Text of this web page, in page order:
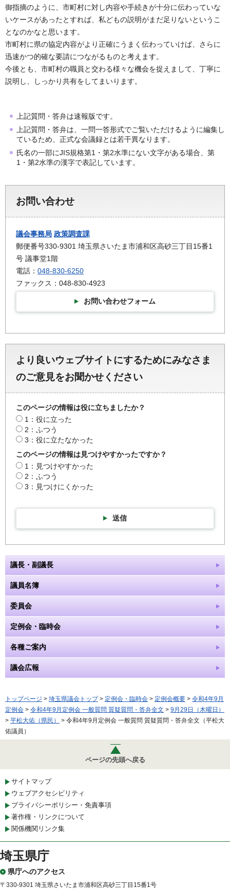
御指摘のように、市町村に対し内容や手続きが十分に伝わっていな
いケースがあったとすれば、私どもの説明がまだ足りないというこ
となのかなと思います。
市町村に県の協定内容がより正確にうまく伝わっていけば、さらに
迅速かつ的確な要請につながるものと考えます。
今後とも、市町村の職員と交わる様々な機会を捉えまして、丁寧に
説明し、しっかり共有をしてまいります。
上記質問・答弁は速報版です。
上記質問・答弁は、一問一答形式でご覧いただけるように編集し
ているため、正式な会議録とは若干異なります。
氏名の一部にJIS規格第1・第2水準にない文字がある場合、第
1・第2水準の漢字で表記しています。
お問い合わせ
議会事務局 政策調査課
郵便番号330-9301 埼玉県さいたま市浦和区高砂三丁目15番1
号 議事堂1階
電話： 048-830-6250
ファックス：048-830-4923
お問い合わせフォーム
より良いウェブサイトにするためにみなさま
のご意見をお聞かせください
このページの情報は役に立ちましたか？
1：役に立った
2：ふつう
3：役に立たなかった
このページの情報は見つけやすかったですか？
1：見つけやすかった
2：ふつう
3：見つけにくかった
送信
議長・副議長
議員名簿
委員会
定例会・臨時会
各種ご案内
議会広報
トップページ > 埼玉県議会トップ> 定例会・臨時会 > 定例会概要 > 令和4年9月
定例会 > 令和4年9月定例会 一般質問 質疑質問・答弁全文 > 9月29日（木曜日）
> 平松大佑（県民）
> 令和4年9月定例会 一般質問 質疑質問・答弁全文（平松大
佑議員）
ページの先頭へ戻る
サイトマップ
ウェブアクセシビリティ
プライバシーポリシー・免責事項
著作権・リンクについて
関係機関リンク集
埼玉県庁
県庁へのアクセス
〒330-9301 埼玉県さいたま市浦和区高砂三丁目15番1号